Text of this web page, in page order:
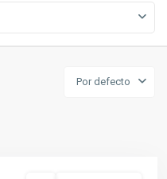
Por defecto